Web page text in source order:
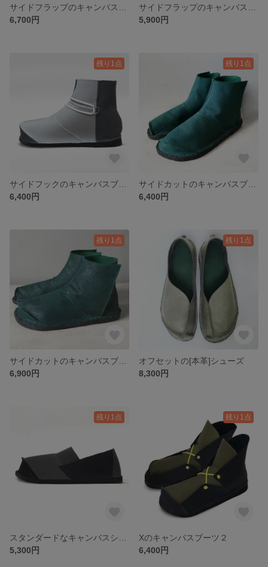
6,700円
5,900円
残り1点
6,400円
残り1点
6,400円
残り1点
6,900円
残り1点
オフセットの[本革]シューズ
8,300円
残り1点
5,300円
残り1点
Xのキャンバスブーツ２
6,400円